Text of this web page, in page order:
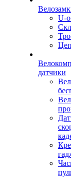
U-
датчики